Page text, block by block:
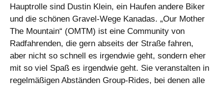
Hauptrolle sind Dustin Klein, ein Haufen andere Biker
und die schönen Gravel-Wege Kanadas. „Our Mother
The Mountain“ (OMTM) ist eine Community von
Radfahrenden, die gern abseits der Straße fahren,
aber nicht so schnell es irgendwie geht, sondern eher
mit so viel Spaß es irgendwie geht. Sie veranstalten in
regelmäßigen Abständen Group-Rides, bei denen alle